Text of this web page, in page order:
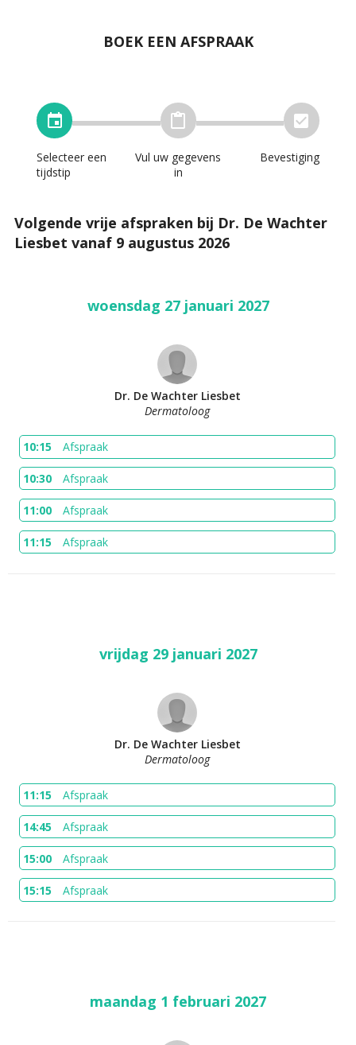
BOEK EEN AFSPRAAK
Selecteer een
tijdstip
Vul uw gegevens
in
Bevestiging
Volgende vrije afspraken bij Dr. De Wachter
Liesbet vanaf 9 augustus 2026
woensdag 27 januari 2027
Dr. De Wachter Liesbet
Dermatoloog
10:15 Afspraak
10:30 Afspraak
11:00 Afspraak
11:15 Afspraak
vrijdag 29 januari 2027
Dr. De Wachter Liesbet
Dermatoloog
11:15 Afspraak
14:45 Afspraak
15:00 Afspraak
15:15 Afspraak
maandag 1 februari 2027